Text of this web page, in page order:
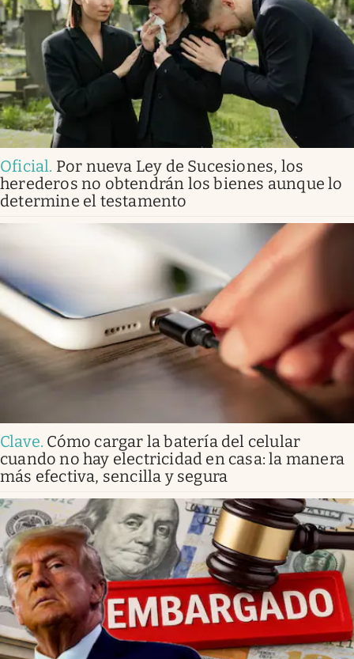
Oficial. Por nueva Ley de Sucesiones, los
herederos no obtendrán los bienes aunque lo
determine el testamento
Clave. Cómo cargar la batería del celular
cuando no hay electricidad en casa: la manera
más efectiva, sencilla y segura